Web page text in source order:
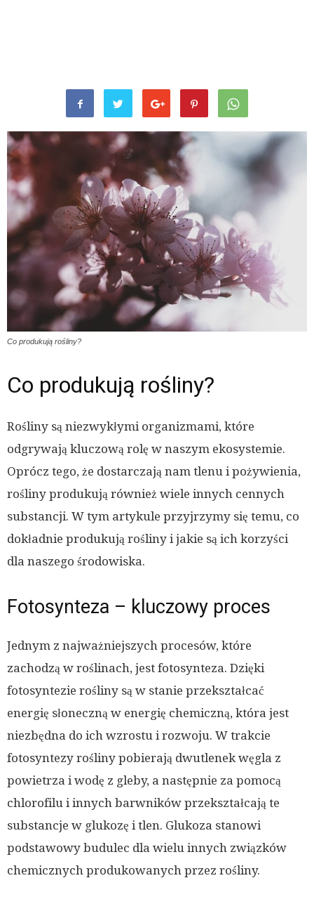
Co produkują rośliny?
Co produkują rośliny?
Rośliny są niezwykłymi organizmami, które
odgrywają kluczową rolę w naszym ekosystemie.
Oprócz tego, że dostarczają nam tlenu i pożywienia,
rośliny produkują również wiele innych cennych
substancji. W tym artykule przyjrzymy się temu, co
dokładnie produkują rośliny i jakie są ich korzyści
dla naszego środowiska.
Fotosynteza – kluczowy proces
Jednym z najważniejszych procesów, które
zachodzą w roślinach, jest fotosynteza. Dzięki
fotosyntezie rośliny są w stanie przekształcać
energię słoneczną w energię chemiczną, która jest
niezbędna do ich wzrostu i rozwoju. W trakcie
fotosyntezy rośliny pobierają dwutlenek węgla z
powietrza i wodę z gleby, a następnie za pomocą
chlorofilu i innych barwników przekształcają te
substancje w glukozę i tlen. Glukoza stanowi
podstawowy budulec dla wielu innych związków
chemicznych produkowanych przez rośliny.